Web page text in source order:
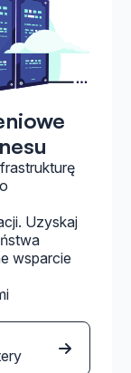
Uzyskaj
wsparcie